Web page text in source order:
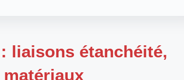
liaisons étanchéité,